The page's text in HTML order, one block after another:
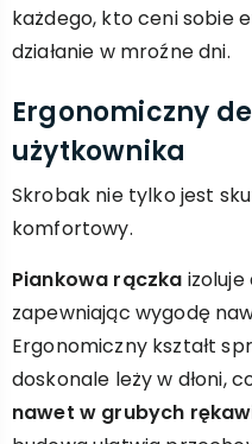
każdego, kto ceni sobie
działanie w mroźne dni.
Ergonomiczny
użytkownika
Skrobak nie tylko jest
komfortowy.
Piankowa rączka izoluje
zapewniając wygodę
Ergonomiczny kształt
doskonale leży w dłoni,
nawet w grubych